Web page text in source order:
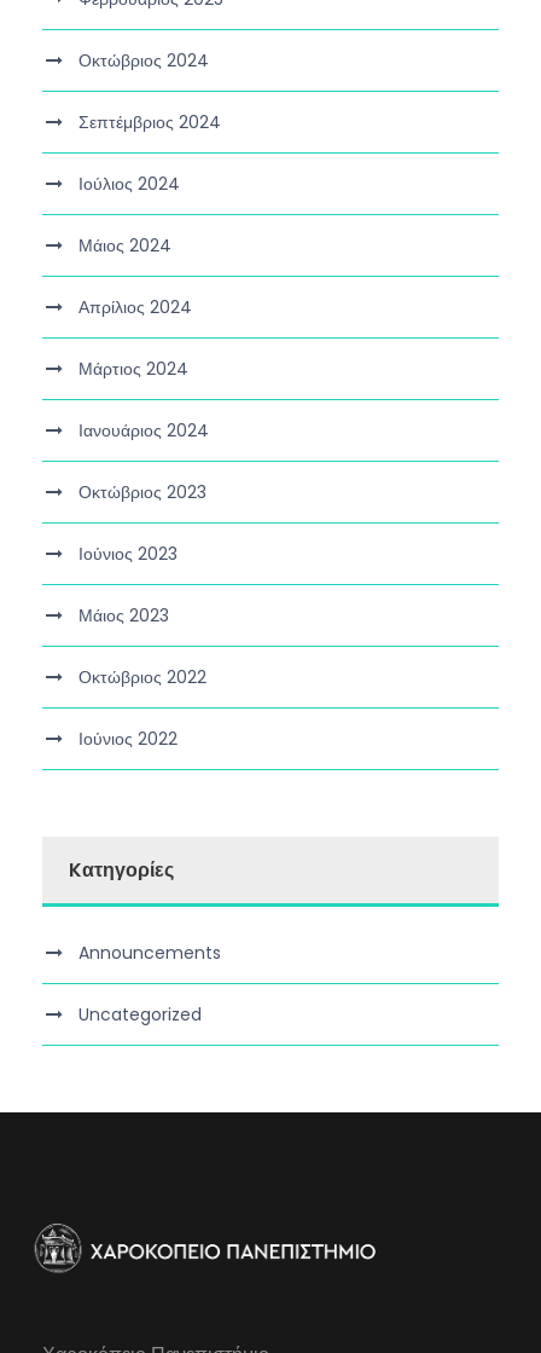
Οκτώβριος 2024
Σεπτέμβριος 2024
Ιούλιος 2024
Μάιος 2024
Απρίλιος 2024
Μάρτιος 2024
Ιανουάριος 2024
Οκτώβριος 2023
Ιούνιος 2023
Μάιος 2023
Οκτώβριος 2022
Ιούνιος 2022
Kατηγορίες
Announcements
Uncategorized